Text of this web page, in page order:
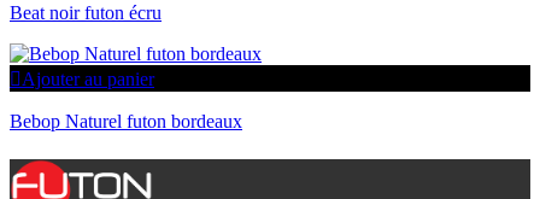
Beat noir futon écru
Ajouter au panier
Bebop Naturel futon bordeaux